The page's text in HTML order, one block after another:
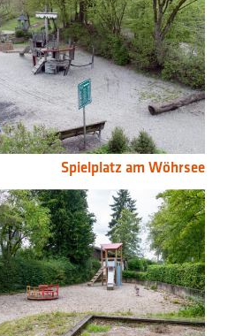
Spielplatz am Wöhrsee